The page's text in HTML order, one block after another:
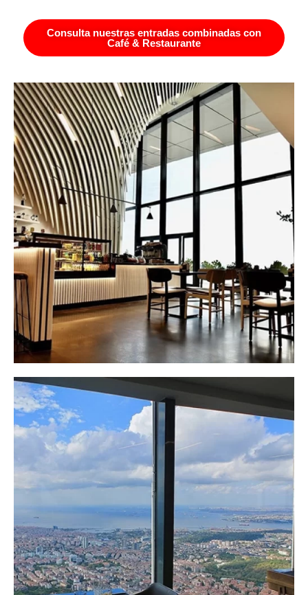
Consulta nuestras entradas combinadas con
Café & Restaurante